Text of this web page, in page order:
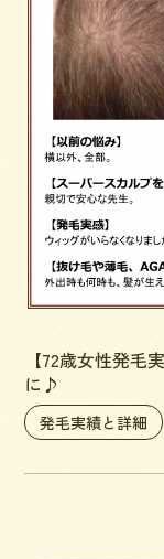
【72歳女性発
に♪
発毛実績と詳細